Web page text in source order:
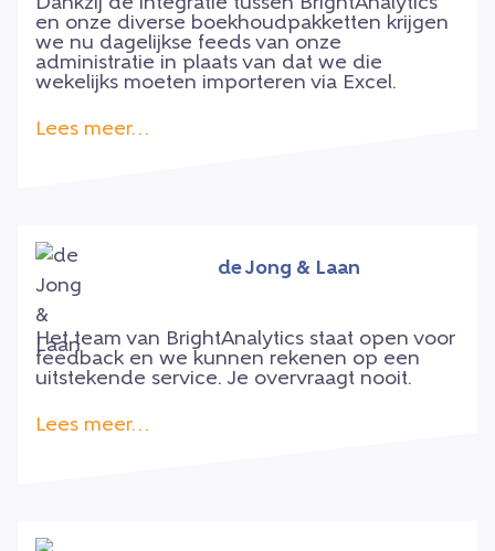
en onze diverse boekhoudpakketten krijgen
we nu dagelijkse feeds van onze
administratie in plaats van dat we die
wekelijks moeten importeren via Excel.
Lees meer…
de Jong & Laan
Het team van BrightAnalytics staat open voor
feedback en we kunnen rekenen op een
uitstekende service. Je overvraagt nooit.
Lees meer…